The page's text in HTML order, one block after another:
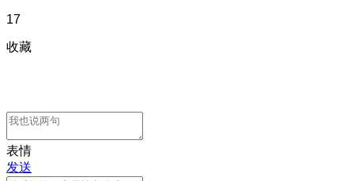
17
收藏
表情
发送